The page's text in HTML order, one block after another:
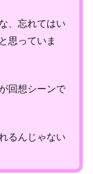
、忘れてはい
思っていま
回想シーンで
るんじゃない